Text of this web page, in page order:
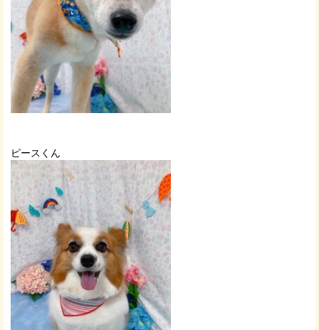
ピースくん